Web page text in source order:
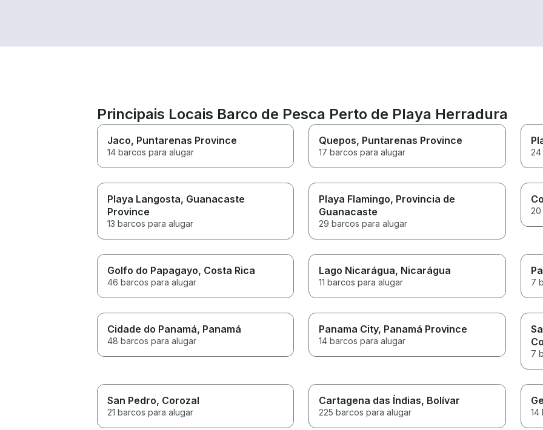
Principais Locais Barco de Pesca Perto de Playa Herradura
Jaco, Puntarenas Province
14 barcos para alugar
Quepos, Puntarenas Province
17 barcos para alugar
Playa Langosta, Guanacaste
Province
13 barcos para alugar
Playa Flamingo, Provincia de
Guanacaste
29 barcos para alugar
Golfo do Papagayo, Costa Rica
46 barcos para alugar
Lago Nicarágua, Nicarágua
11 barcos para alugar 7
Cidade do Panamá, Panamá
48 barcos para alugar
Panama City, Panamá Province
14 barcos para alugar
7
San Pedro, Corozal
21 barcos para alugar
Cartagena das Índias, Bolívar
225 barcos para alugar 14